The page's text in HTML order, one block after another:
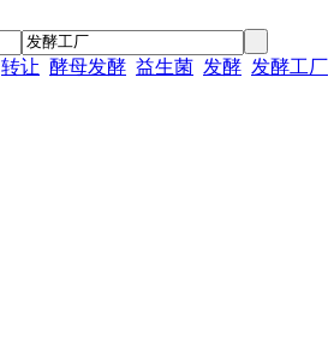
转让 酵母发酵 益生菌 发酵 发酵工厂